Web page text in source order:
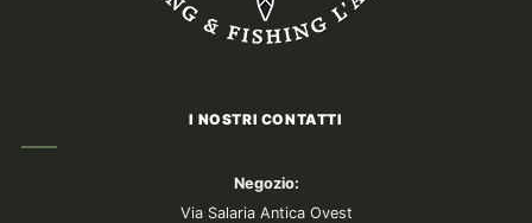
I NOSTRI CONTATTI
Negozio:
Via Salaria Antica Ovest